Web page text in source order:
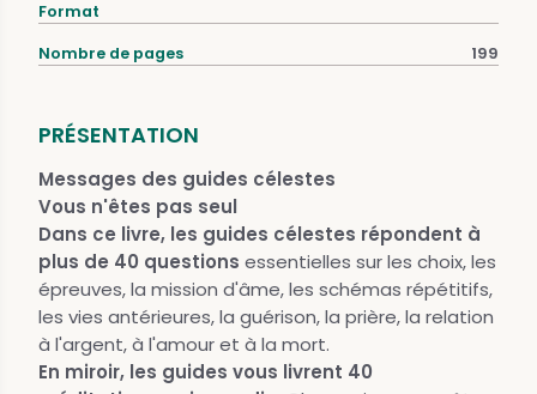
Format
Nombre de pages 199
PRÉSENTATION
Messages des guides célestes
Vous n'êtes pas seul
Dans ce livre, les guides célestes répondent à
plus de 40 questions essentielles sur les choix, les
épreuves, la mission d'âme, les schémas répétitifs,
les vies antérieures, la guérison, la prière, la relation
à l'argent, à l'amour et à la mort.
En miroir, les guides vous livrent 40